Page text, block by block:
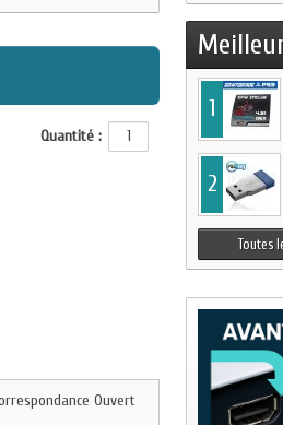
Quantité :
Ouvert
1
2
Toutes